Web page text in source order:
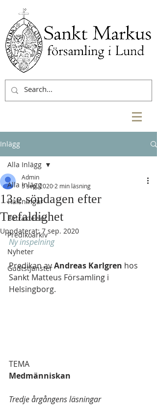
Inlägg
Alla Inlägg
Hälsningar
Betraktelser
Predikoarkiv
Nyheter
Gudtstjänster
Alla Inlägg
13:e söndagen efter
Trefaldighet
Admin
5 sep. 2020 2 min läsning
Uppdaterat:7 sep. 2020
Ny inspelning
Predikan av Andreas Karlgren hos
Sankt Matteus Församling i
Helsingborg.
TEMA
Medmänniskan
Tredje årgångens läsningar